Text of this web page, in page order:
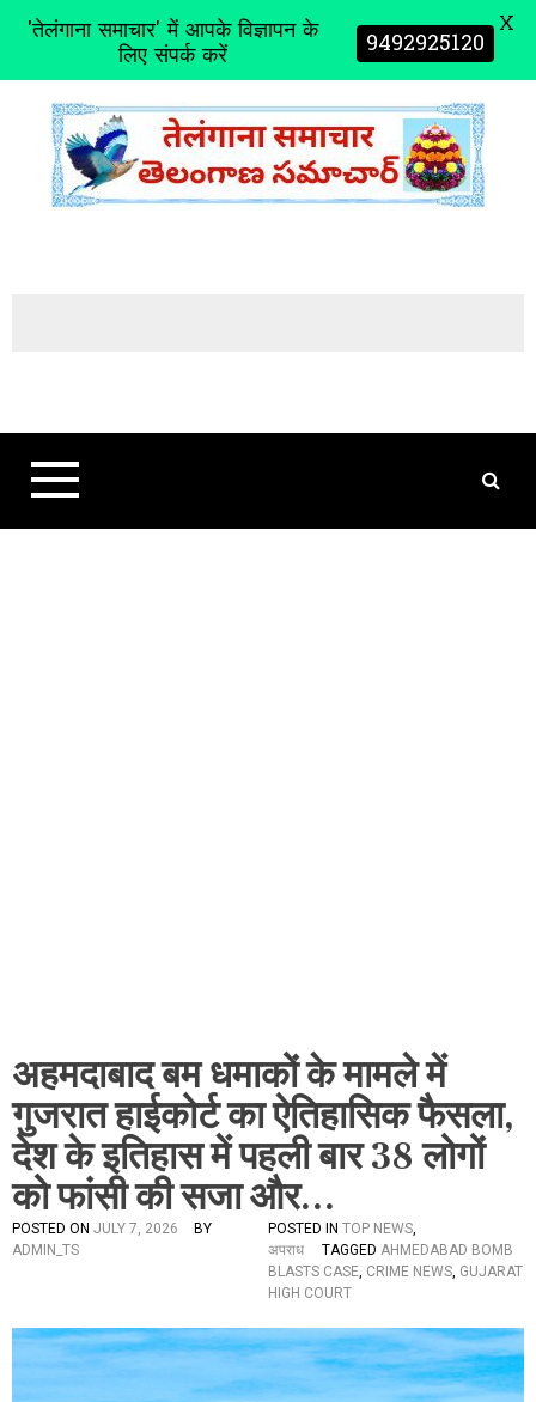
t
अहमदाबाद बम धमाकों के मामले में
गुजरात हाईकोर्ट का ऐतिहासिक फैसला,
देश के इतिहास में पहली बार 38 लोगों
को फांसी की सजा और…
POSTED ON JULY 7, 2026
BY
ADMIN_TS
POSTED IN TOP NEWS,
अपराध
TAGGED AHMEDABAD BOMB
BLASTS CASE, CRIME NEWS, GUJARAT
HIGH COURT
'तेलंगाना समाचार' में आपके विज्ञापन के
लिए संपर्क करें 9492925120 X